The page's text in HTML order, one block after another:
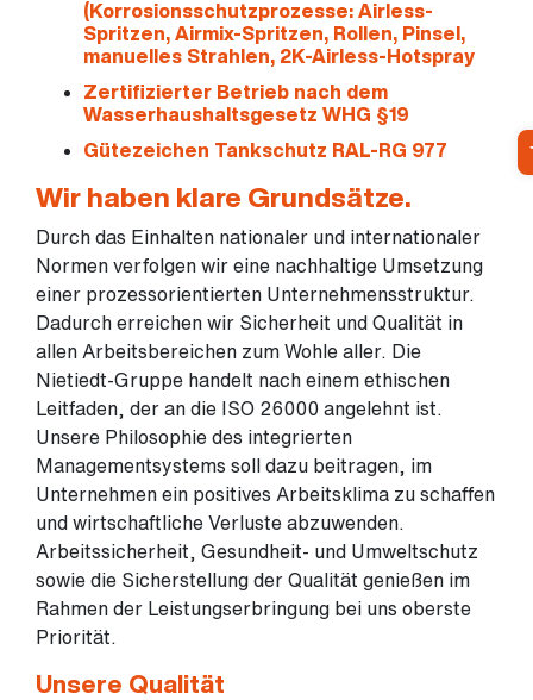
(Korrosionsschutzprozesse: Airless-
Spritzen, Airmix-Spritzen, Rollen, Pinsel,
manuelles Strahlen, 2K-Airless-Hotspray
Zertifizierter Betrieb nach dem
Wasserhaushaltsgesetz WHG §19
Gütezeichen Tankschutz RAL-RG 977
Wir haben klare Grundsätze.
Durch das Einhalten nationaler und internationaler
Normen verfolgen wir eine nachhaltige Umsetzung
einer prozessorientierten Unternehmensstruktur.
Dadurch erreichen wir Sicherheit und Qualität in
allen Arbeitsbereichen zum Wohle aller. Die
Nietiedt-Gruppe handelt nach einem ethischen
Leitfaden, der an die ISO 26000 angelehnt ist.
Unsere Philosophie des integrierten
Managementsystems soll dazu beitragen, im
Unternehmen ein positives Arbeitsklima zu schaffen
und wirtschaftliche Verluste abzuwenden.
Arbeitssicherheit, Gesundheit- und Umweltschutz
sowie die Sicherstellung der Qualität genießen im
Rahmen der Leistungserbringung bei uns oberste
Priorität.
Unsere Qualität